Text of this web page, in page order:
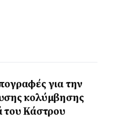
για την
κολύμβησης
του Κάστρου